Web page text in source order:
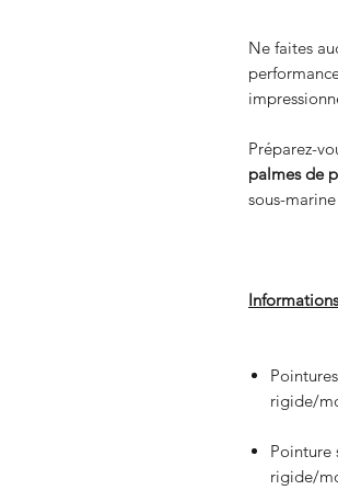
Ne faites
Préparez-
palmes de
sous-
rigide/
Pointure
rigide/